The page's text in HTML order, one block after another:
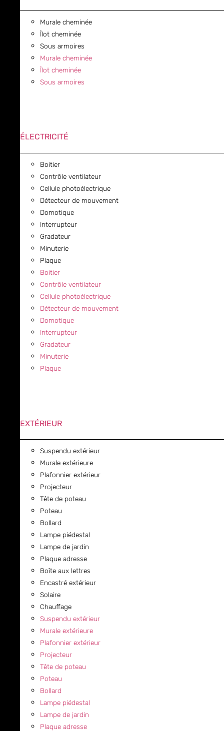
Murale cheminée
Îlot cheminée
Sous armoires
Murale cheminée
Îlot cheminée
Sous armoires
ÉLECTRICITÉ
Boitier
Contrôle ventilateur
Cellule photoélectrique
Détecteur de mouvement
Domotique
Interrupteur
Gradateur
Minuterie
Plaque
Boitier
Contrôle ventilateur
Cellule photoélectrique
Détecteur de mouvement
Domotique
Interrupteur
Gradateur
Minuterie
Plaque
EXTÉRIEUR
Suspendu extérieur
Murale extérieure
Plafonnier extérieur
Projecteur
Tête de poteau
Poteau
Bollard
Lampe piédestal
Lampe de jardin
Plaque adresse
Boîte aux lettres
Encastré extérieur
Solaire
Chauffage
Suspendu extérieur
Murale extérieure
Plafonnier extérieur
Projecteur
Tête de poteau
Poteau
Bollard
Lampe piédestal
Lampe de jardin
Plaque adresse